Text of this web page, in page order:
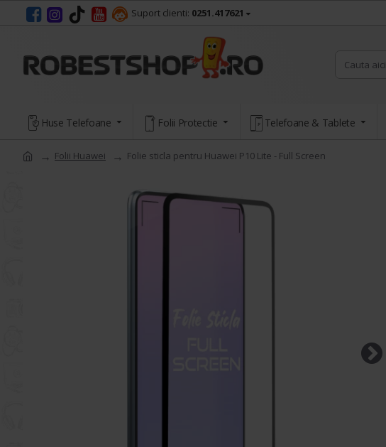
Suport clienti: 0251.417621
Huse Telefoane Folii Protectie Telefoane & Tablete
Folii Huawei Folie sticla pentru Huawei P10 Lite - Full Screen